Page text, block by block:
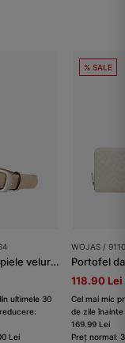
Curea bej din piele velur damă damă
ultimele 30
Lei
% SALE
WOJAS /
118.90 Lei
Cel mai mic
de zile
169.99 Lei
Preț normal: